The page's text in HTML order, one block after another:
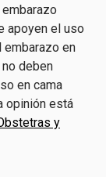
apoyen el uso
embarazo en
deben
en cama
opinión está
y